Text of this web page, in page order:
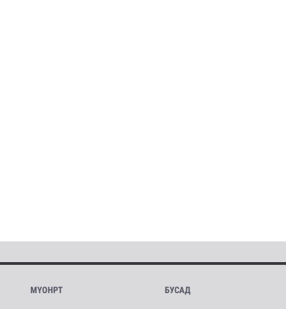
МҮОНРТ БУСАД